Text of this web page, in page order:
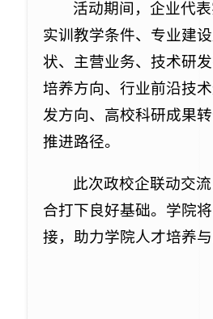
活动期间，企业代
实训教学条件、专业建
状、主营业务、技术研
培养方向、行业前沿技
发方向、高校科研成果
推进路径。
此次政校企联动交
合打下良好基础。学院
接，助力学院人才培养